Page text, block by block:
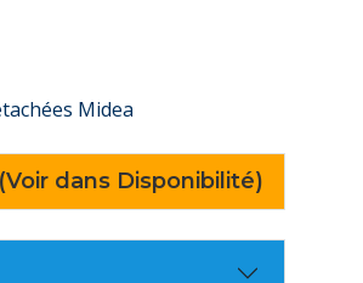
Midea
(Voir dans Disponibilité)